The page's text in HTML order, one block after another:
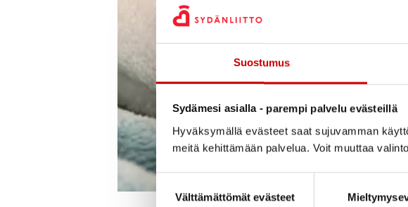
Suostumus
Sydämesi asialla - parempi palvelu evästeillä
Hyväksymällä evästeet saat sujuvamman
meitä kehittämään palvelua. Voit muuttaa
Välttämättömät evästeet